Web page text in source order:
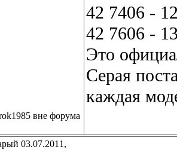
42 7406 -
42 7606 -
Это
Серая
каждая
03.07.2011,